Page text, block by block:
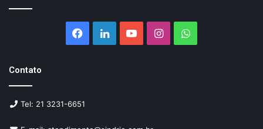
Facebook
LinkedinYouTubeInstagramWhatsApp
Contato
Tel: 21 3231-6651